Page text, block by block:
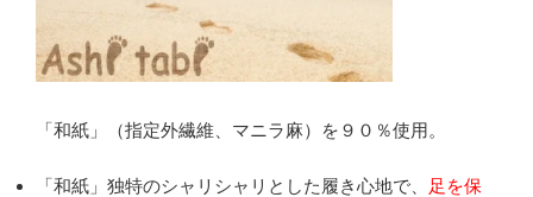
「和紙」（指定外繊維、マニラ麻）を９０％使用。
「和紙」独特のシャリシャリとした履き心地で、
足を保